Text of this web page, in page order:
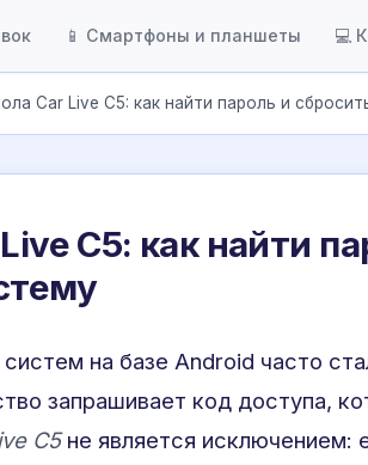
📱 Смартфоны и планшеты 💻
Car Live C5: как найти пароль и
C5: как найти
на базе Android часто
запрашивает код доступа,
C5не является исключением: